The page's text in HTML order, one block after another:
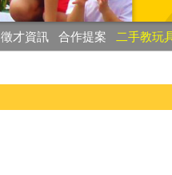
徵才資訊 合作提案
二手教玩